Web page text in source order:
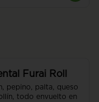
Furai Roll
pepino, palta, queso
todo envuelto en